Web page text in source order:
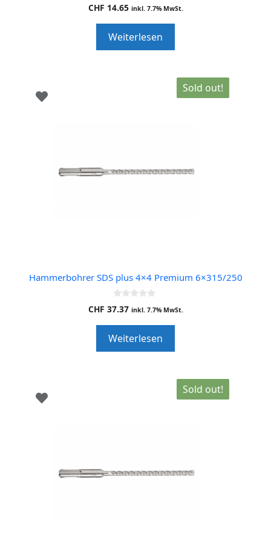
0
o
o
f
5
CHF 14.65 inkl. 7.7% MwSt.
Weiterlesen
Sold out!
Hammerbohrer SDS plus 4×4 Premium 6×315/250
0
o
o
f
5
CHF 37.37 inkl. 7.7% MwSt.
Weiterlesen
Sold out!